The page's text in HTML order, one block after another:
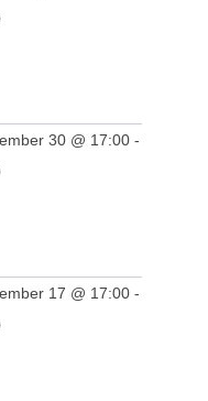
30 @ 17:00 -
17 @ 17:00 -